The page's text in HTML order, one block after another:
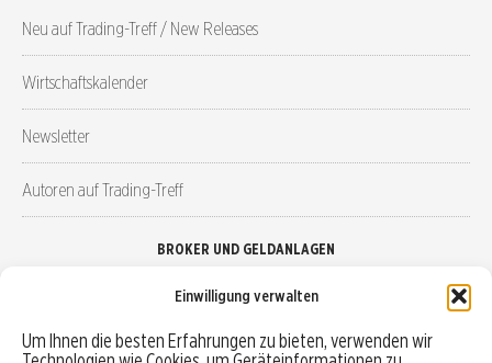
Einwilligung verwalten
Um Ihnen die besten Erfahrungen zu bieten, verwenden wir
Neu auf Trading-Treff / New Releases
Wirtschaftskalender
Newsletter
Autoren auf Trading-Treff
BROKER UND GELDANLAGEN